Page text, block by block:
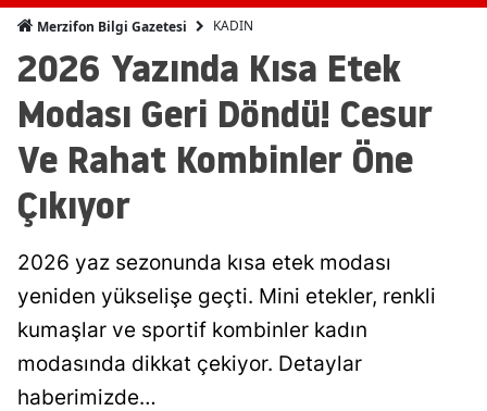
Merzifon Bilgi Gazetesi KADIN
2026 Yazında Kısa Etek
Modası Geri Döndü! Cesur
Ve Rahat Kombinler Öne
Çıkıyor
2026 yaz sezonunda kısa etek modası
yeniden yükselişe geçti. Mini etekler, renkli
kumaşlar ve sportif kombinler kadın
modasında dikkat çekiyor. Detaylar
haberimizde…